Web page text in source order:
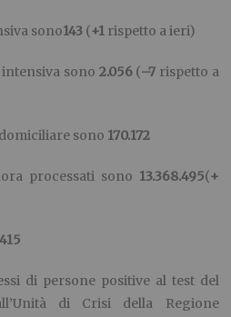
sono143 (+1 rispetto a ieri)
sono 2.056(–7 rispetto a
sono 170.172
processati sono 13.368.495(+
415
di persone positive al test del
di Crisi della Regione